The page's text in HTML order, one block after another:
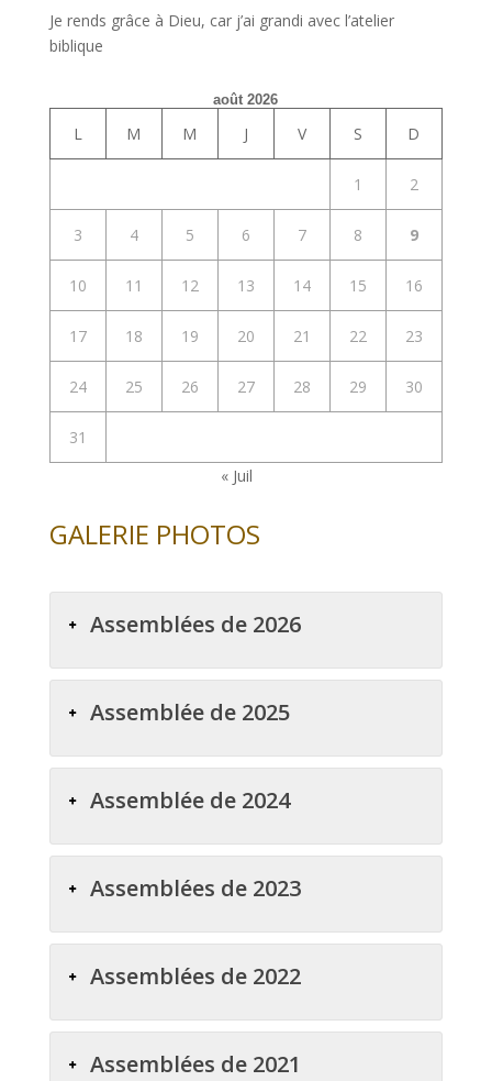
Je rends grâce à Dieu, car j’ai grandi avec l’atelier
biblique
août 2026
L M M J V S D
1 2
3 4 5 6 7 8 9
10 11 12 13 14 15 16
17 18 19 20 21 22 23
24 25 26 27 28 29 30
31
« Juil
GALERIE PHOTOS
Assemblées de 2026
Assemblée de 2025
Assemblée de 2024
Assemblées de 2023
Assemblées de 2022
Assemblées de 2021